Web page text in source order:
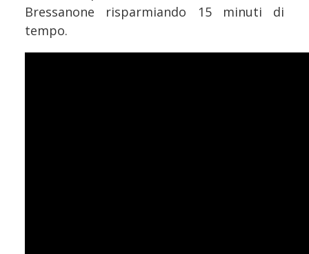
Bressanone risparmiando 15 minuti di
tempo.